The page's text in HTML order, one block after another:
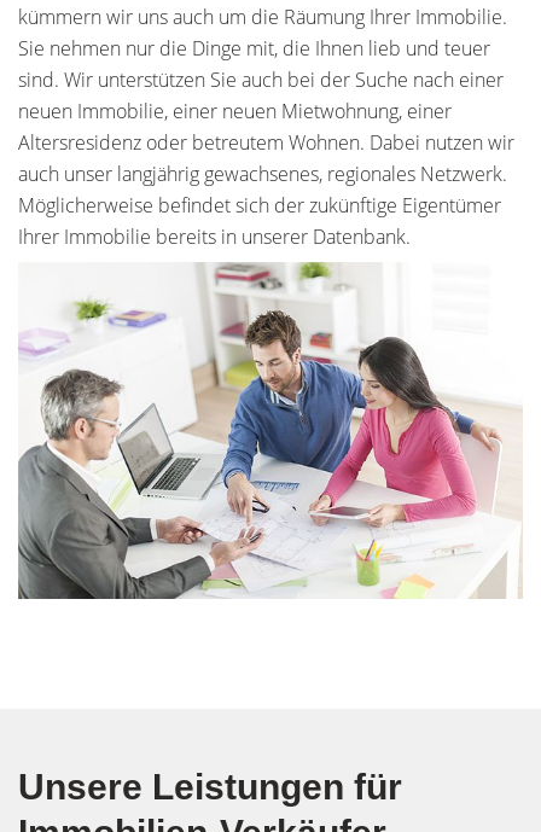
kümmern wir uns auch um die Räumung Ihrer Immobilie.
Sie nehmen nur die Dinge mit, die Ihnen lieb und teuer
sind. Wir unterstützen Sie auch bei der Suche nach einer
neuen Immobilie, einer neuen Mietwohnung, einer
Altersresidenz oder betreutem Wohnen. Dabei nutzen wir
auch unser langjährig gewachsenes, regionales Netzwerk.
Möglicherweise befindet sich der zukünftige Eigentümer
Ihrer Immobilie bereits in unserer Datenbank.
Unsere Leistungen für